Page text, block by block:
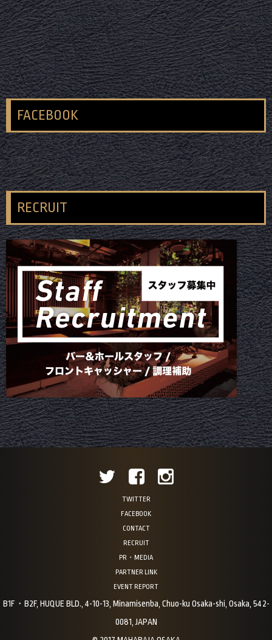
FACEBOOK
RECRUIT
TWITTER
FACEBOOK
CONTACT
RECRUIT
PR・MEDIA
PARTNER LINK
EVENT REPORT
B1F・B2F, HUQUE BLD., 4-10-13, Minamisenba, Chuo-ku Osaka-shi, Osaka, 542-
0081, JAPAN